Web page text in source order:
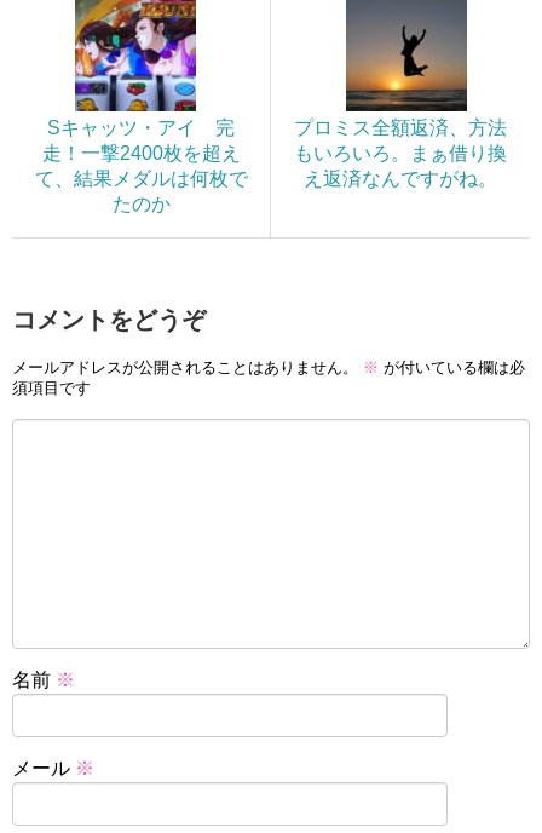
Sキャッツ・アイ 完
走！一撃2400枚を超え
て、結果メダルは何枚で
たのか
プロミス全額返済、方法
もいろいろ。まぁ借り換
え返済なんですがね。
コメントをどうぞ
メールアドレスが公開されることはありません。 ※ が付いている欄は必
須項目です
名前 ※
メール ※